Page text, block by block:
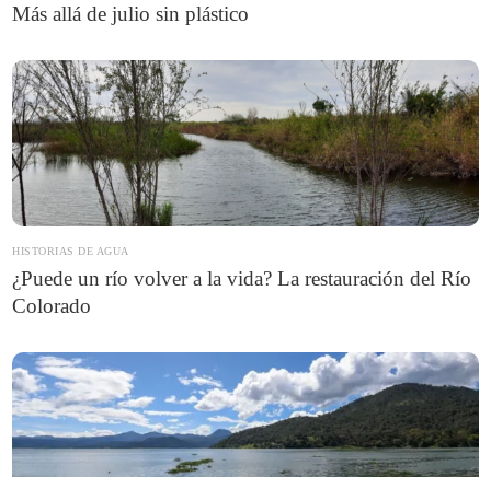
Más allá de julio sin plástico
HISTORIAS DE AGUA
¿Puede un río volver a la vida? La restauración del Río
Colorado